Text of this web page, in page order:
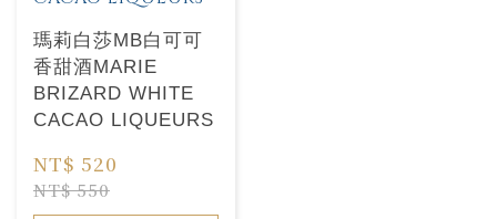
瑪莉白莎MB白可可
香甜酒MARIE
BRIZARD WHITE
CACAO LIQUEURS
NT$ 520
NT$ 550